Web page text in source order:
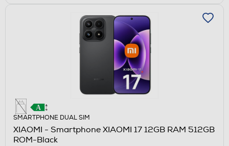
SMARTPHONE DUAL SIM
XIAOMI - Smartphone XIAOMI 17 12GB RAM 512GB
ROM-Black